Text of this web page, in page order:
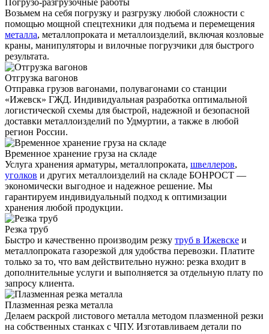
Погрузо-разгрузочные работы
Возьмем на себя погрузку и разгрузку любой сложности с
помощью мощной спецтехники для подъема и перемещения
металла, металлопроката и металлоизделий, включая козловые
краны, манипуляторы и вилочные погрузчики для быстрого
результата.
Отгрузка вагонов
Отправка грузов вагонами, полувагонами со станции
«Ижевск» ГЖД. Индивидуальная разработка оптимальной
логистической схемы для быстрой, надежной и безопасной
доставки металлоизделий по Удмуртии, а также в любой
регион России.
Временное хранение груза на складе
Услуга хранения арматуры, металлопроката, швеллеров,
уголков и других металлоизделий на складе БОНРОСТ —
экономически выгодное и надежное решение. Мы
гарантируем индивидуальный подход к оптимизации
хранения любой продукции.
Резка труб
Быстро и качественно производим резку труб в Ижевске и
металлопроката газорезкой для удобства перевозки. Платите
только за то, что вам действительно нужно: резка входит в
дополнительные услуги и выполняется за отдельную плату по
запросу клиента.
Плазменная резка металла
Делаем раскрой листового металла методом плазменной резки
на собственных станках с ЧПУ. Изготавливаем детали по